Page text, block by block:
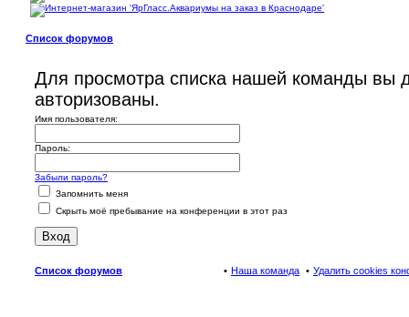
Список форумов
Для просмотра списка нашей команды вы
авторизованы.
Имя пользователя:
Пароль:
Забыли пароль?
Запомнить меня
Скрыть моё пребывание на конференции в этот раз
Список форумов Удалить cookies
Наша команда